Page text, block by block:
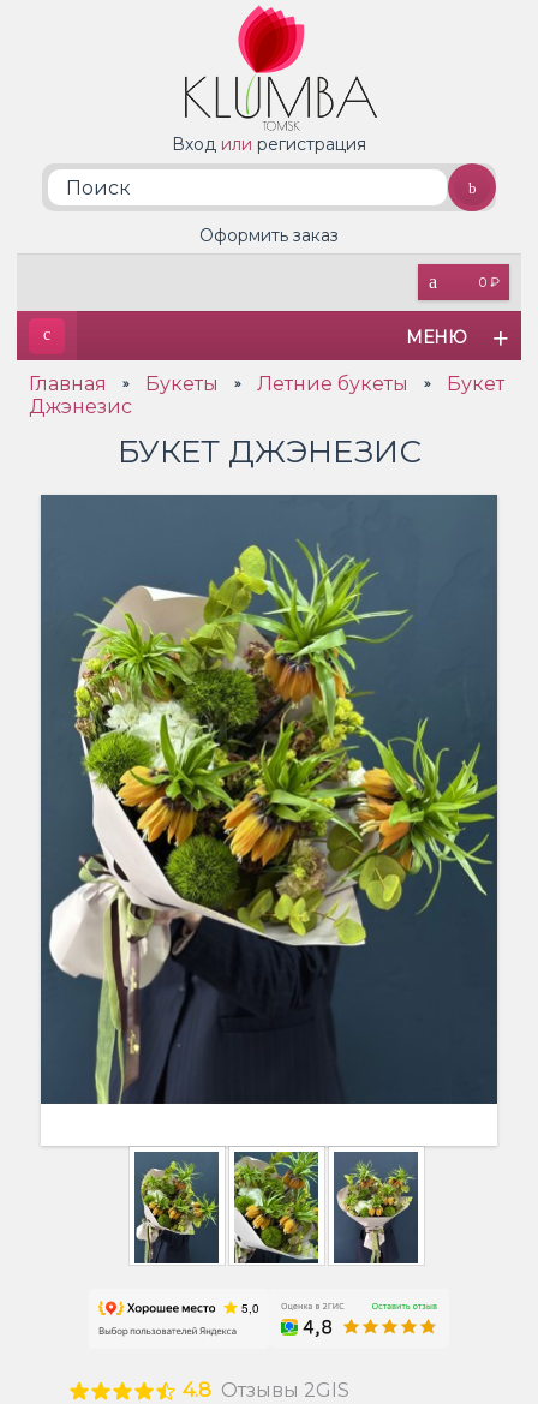
Вход или регистрация
0 ₽
Оформить заказ
МЕНЮ
Главная » Букеты » Летние букеты »
Букет
Джэнезис
БУКЕТ ДЖЭНЕЗИС
4.8 Отзывы 2GIS